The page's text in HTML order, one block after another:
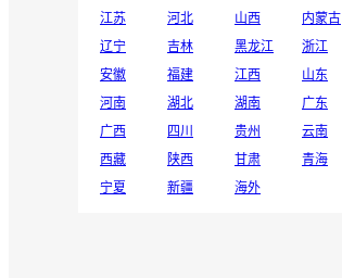
江苏
河北 山西
内蒙古
辽宁
吉林 黑龙江
浙江
安徽
福建 江西
山东
河南
湖北 湖南
广东
广西
四川 贵州
云南
西藏
陕西 甘肃
青海
宁夏
新疆 海外